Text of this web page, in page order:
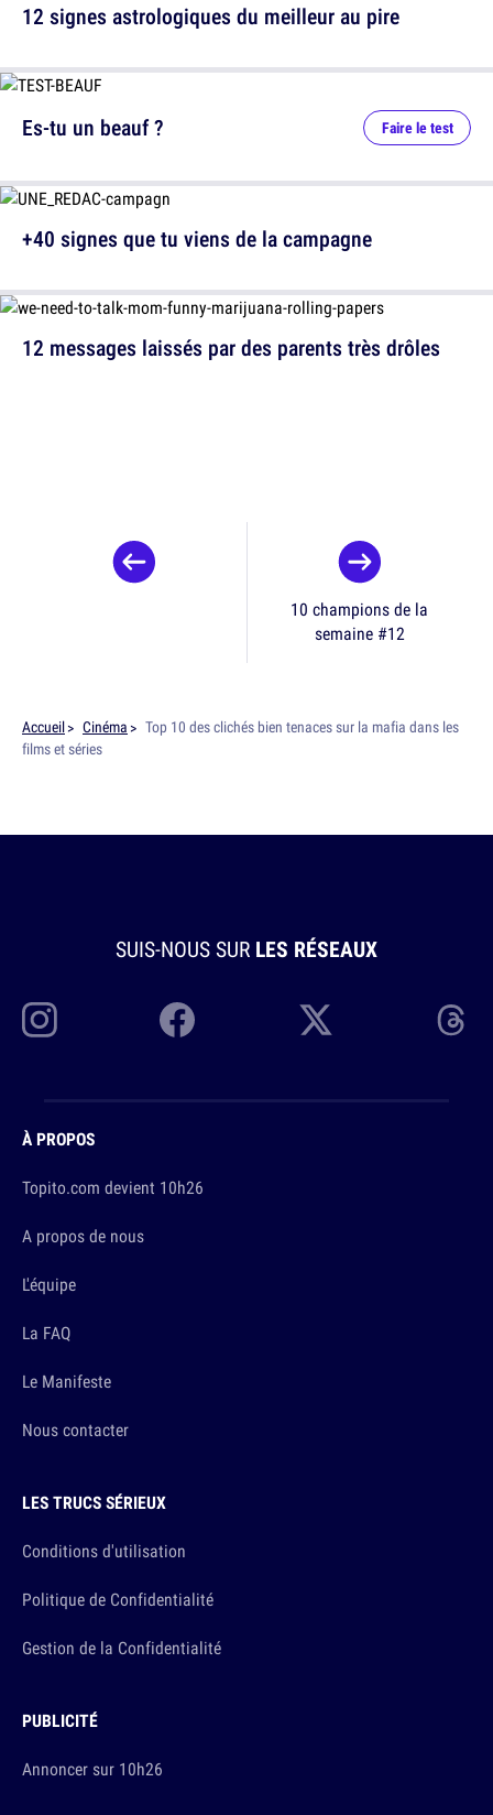
12 signes astrologiques du meilleur au pire
12 messages laissés par des parents très drôles
Es-tu un beauf ? Faire le test
+40 signes que tu viens de la campagne
10 champions de la
semaine #12
Accueil Cinéma
Top 10 des clichés bien tenaces sur la mafia dans les
films et séries
SUIS-NOUS SUR LES RÉSEAUX
À PROPOS
Topito.com devient 10h26
A propos de nous
L'équipe
La FAQ
Le Manifeste
Nous contacter
LES TRUCS SÉRIEUX
Conditions d'utilisation
Politique de Confidentialité
Gestion de la Confidentialité
PUBLICITÉ
Annoncer sur 10h26